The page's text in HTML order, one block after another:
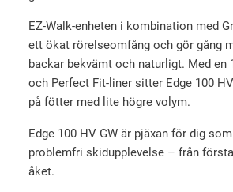
EZ-Walk-enheten i kombination med
ett ökat rörelseomfång och gör gång
backar bekvämt och naturligt. Med en
och Perfect Fit-liner sitter Edge 100
på fötter med lite högre volym.
Edge 100 HV GW är pjäxan för dig
problemfri skidupplevelse – från
åket.